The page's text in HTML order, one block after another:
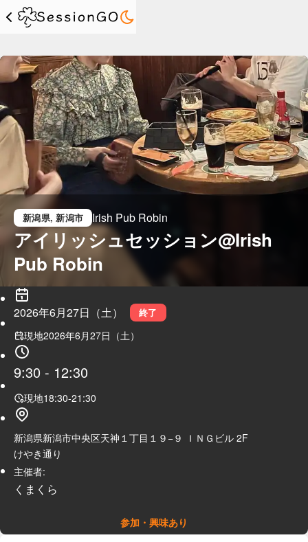
新潟県, 新潟市 Irish Pub Robin
アイリッシュセッション@Irish
Pub Robin
2026年6月27日（土） 終了
現地2026年6月27日（土）
9:30 - 12:30
現地18:30-21:30
新潟県新潟市中央区天神１丁目１９−９ ＩＮＧビル 2F
けやき通り
主催者:
くまくら
参加・興味あり